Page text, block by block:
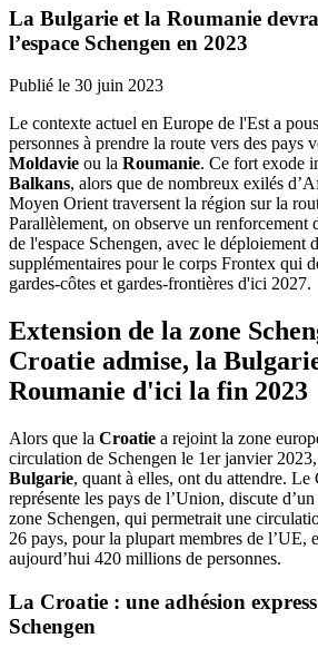
La Bulgarie et la Roumanie
l’espace Schengen en 2023
Publié le 30 juin 2023
Le contexte actuel en Europe de l'Est a
personnes à prendre la route vers des pays
Moldavie ou la Roumanie. Ce fort exode
Balkans, alors que de nombreux exilés
Moyen Orient traversent la région sur la
Parallèlement, on observe un renforcement
de l'espace Schengen, avec le déploiement
supplémentaires pour le corps Frontex qui
gardes-côtes et gardes-frontières d'ici 2027.
Extension de la zone
Croatie admise, la
Roumanie d'ici la fin 2023
Alors que la Croatie a rejoint la zone
circulation de Schengen le 1er janvier
Bulgarie, quant à elles, ont du attendre.
représente les pays de l’Union, discute
zone Schengen, qui permetrait une
26 pays, pour la plupart membres de l’UE,
aujourd’hui 420 millions de personnes.
La Croatie : une adhésion
Schengen